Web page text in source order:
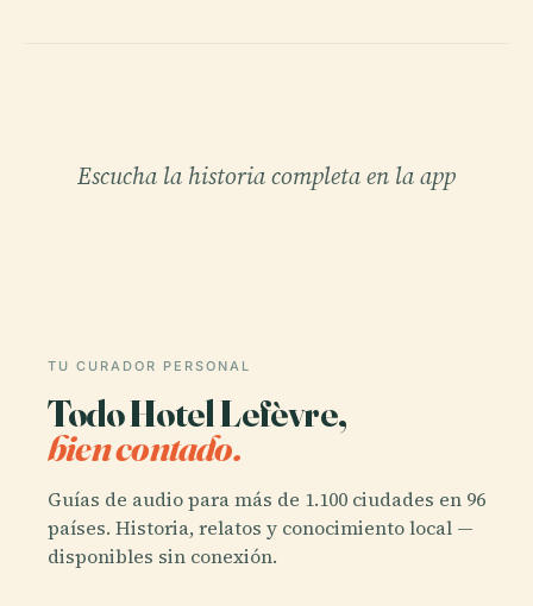
Escucha la historia completa en la app
TU CURADOR PERSONAL
Todo Hotel Lefèvre,
bien contado.
Guías de audio para más de 1.100 ciudades en 96
países. Historia, relatos y conocimiento local —
disponibles sin conexión.